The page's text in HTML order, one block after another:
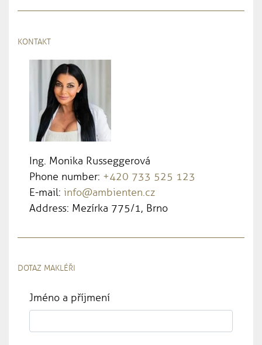
KONTAKT
Ing. Monika Russeggerová
Phone number: +420 733 525 123
E-mail: info@ambienten.cz
Address: Mezírka 775/1, Brno
DOTAZ MAKLÉŘI
Jméno a příjmení